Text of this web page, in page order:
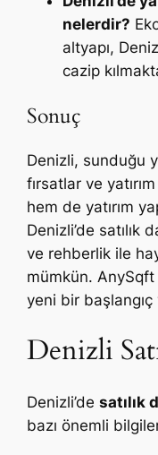
nelerdir?
altyapı,
cazip
Sonuç
Denizli, sunduğu
fırsatlar ve
hem de yatırım
Denizli’de satılık
ve rehberlik ile
mümkün. AnySqft
yeni bir başlangıç
Denizli
Denizli’desatılık
bazı önemli